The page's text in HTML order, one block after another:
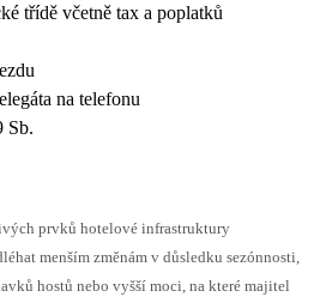
třídě včetně tax a poplatků
na telefonu
Sb.
prvků hotelové infrastruktury
menším změnám v důsledku sezónnosti,
hostů nebo vyšší moci, na které majitel